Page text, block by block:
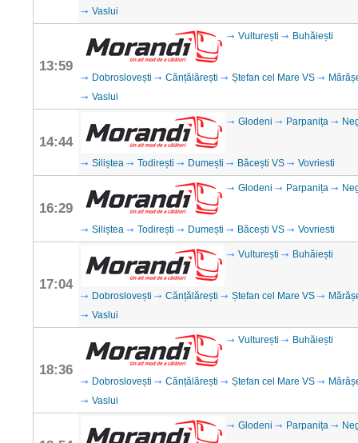
Vaslui
13:59
Vulturești Buhăiești
Dobroslovești Cănțălărești Ștefan cel Mare VS
Vaslui
14:44
Glodeni Parpanița
Siliștea Todirești Dumești Băcești VS Vovriesti
16:29
Glodeni Parpanița
Siliștea Todirești Dumești Băcești VS Vovriesti
17:04
Vulturești Buhăiești
Dobroslovești Cănțălărești Ștefan cel Mare VS
Vaslui
18:36
Vulturești Buhăiești
Dobroslovești Cănțălărești Ștefan cel Mare VS
Vaslui
Glodeni Parpanița